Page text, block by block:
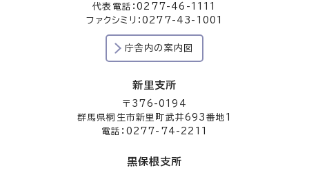
代表電話：0277-46-1111
ファクシミリ：0277-43-1001
庁舎内の案内図
新里支所
〒376-0194
群馬県桐生市新里町武井693番地1
電話：0277-74-2211
黒保根支所